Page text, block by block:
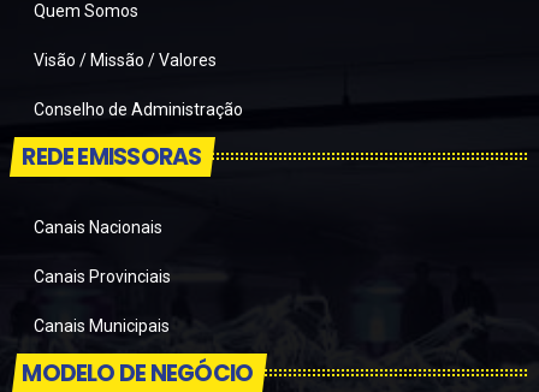
Quem Somos
Visão / Missão / Valores
Conselho de Administração
REDE EMISSORAS
Canais Nacionais
Canais Provinciais
Canais Municipais
MODELO DE NEGÓCIO